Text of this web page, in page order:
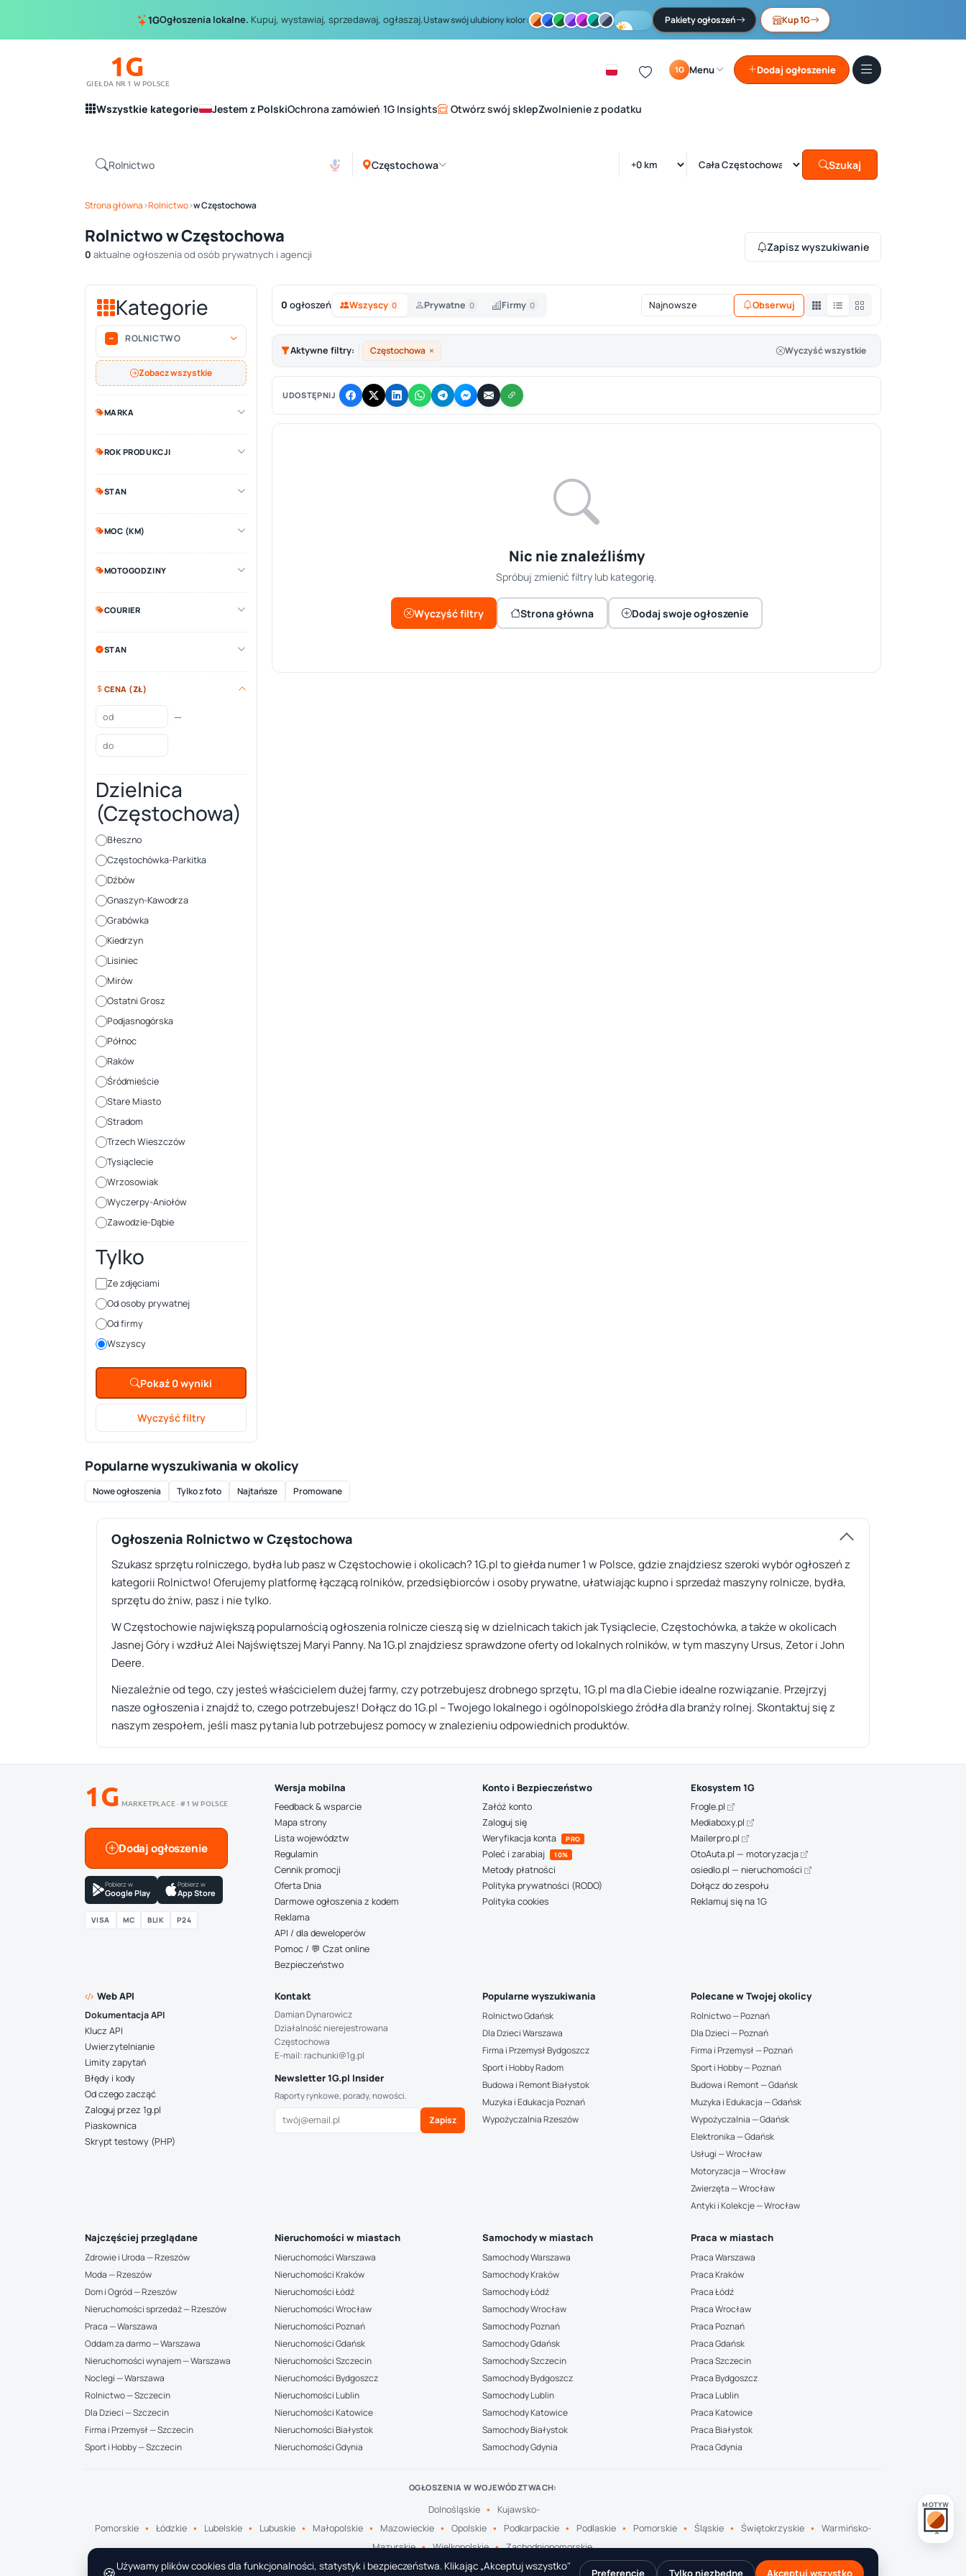
MOTYW
1GOgłoszenia lokalne. Kupuj, wystawiaj, sprzedawaj, ogłaszaj.Ustaw swój ulubiony kolor: Pakiety ogłoszeń Kup 1G
1G
GIEŁDA NR 1 W POLSCE
1G Menu Dodaj ogłoszenie
Wszystkie kategorie Jestem z PolskiOchrona zamówień 1G Insights Otwórz swój sklepZwolnienie z podatku
Częstochowa Szukaj
Strona główna›Rolnictwo›w Częstochowa
Rolnictwo w Częstochowa
0 aktualne ogłoszenia od osób prywatnych i agencji
Zapisz wyszukiwanie
Kategorie
ROLNICTWO
Zobacz wszystkie
MARKA
ROK PRODUKCJI
STAN
MOC (KM)
MOTOGODZINY
COURIER
STAN
CENA (ZŁ)
—
Dzielnica
(Częstochowa)
Błeszno
Częstochówka-Parkitka
Dźbów
Gnaszyn-Kawodrza
Grabówka
Kiedrzyn
Lisiniec
Mirów
Ostatni Grosz
Podjasnogórska
Północ
Raków
Śródmieście
Stare Miasto
Stradom
Trzech Wieszczów
Tysiąclecie
Wrzosowiak
Wyczerpy-Aniołów
Zawodzie-Dąbie
Tylko
Ze zdjęciami
Od osoby prywatnej
Od firmy
Wszyscy
Pokaż 0 wyniki
Wyczyść filtry
0 ogłoszeń Wszyscy 0 Prywatne 0 Firmy 0 Obserwuj
Aktywne filtry: Częstochowa × Wyczyść wszystkie
UDOSTĘPNIJ
Nic nie znaleźliśmy
Spróbuj zmienić filtry lub kategorię.
Wyczyść filtry Strona główna Dodaj swoje ogłoszenie
Popularne wyszukiwania w okolicy
Nowe ogłoszenia Tylko z foto Najtańsze Promowane
Ogłoszenia Rolnictwo w Częstochowa
Szukasz sprzętu rolniczego, bydła lub pasz w Częstochowie i okolicach? 1G.pl to giełda numer 1 w Polsce, gdzie znajdziesz szeroki wybór ogłoszeń z
kategorii Rolnictwo! Oferujemy platformę łączącą rolników, przedsiębiorców i osoby prywatne, ułatwiając kupno i sprzedaż maszyny rolnicze, bydła,
sprzętu do żniw, pasz i nie tylko.
W Częstochowie największą popularnością ogłoszenia rolnicze cieszą się w dzielnicach takich jak Tysiąclecie, Częstochówka, a także w okolicach
Jasnej Góry i wzdłuż Alei Najświętszej Maryi Panny. Na 1G.pl znajdziesz sprawdzone oferty od lokalnych rolników, w tym maszyny Ursus, Zetor i John
Deere.
Niezależnie od tego, czy jesteś właścicielem dużej farmy, czy potrzebujesz drobnego sprzętu, 1G.pl ma dla Ciebie idealne rozwiązanie. Przejrzyj
nasze ogłoszenia i znajdź to, czego potrzebujesz! Dołącz do 1G.pl – Twojego lokalnego i ogólnopolskiego źródła dla branży rolnej. Skontaktuj się z
naszym zespołem, jeśli masz pytania lub potrzebujesz pomocy w znalezieniu odpowiednich produktów.
1G MARKETPLACE · #1 W POLSCE
Dodaj ogłoszenie
Pobierz w
Google Play
Pobierz w
App Store
VISA MC BLIK P24
Wersja mobilna
Feedback & wsparcie
Mapa strony
Lista województw
Regulamin
Cennik promocji
Oferta Dnia
Darmowe ogłoszenia z kodem
Reklama
API / dla deweloperów
Pomoc / 💬 Czat online
Bezpieczeństwo
Konto i Bezpieczeństwo
Załóż konto
Zaloguj się
Weryfikacja konta
PRO
Poleć i zarabiaj 10%
Metody płatności
Polityka prywatności (RODO)
Polityka cookies
Ekosystem 1G
Frogle.pl
Mediaboxy.pl
Mailerpro.pl
OtoAuta.pl — motoryzacja
osiedlo.pl — nieruchomości
Dołącz do zespołu
Reklamuj się na 1G
Web API
Dokumentacja API
Klucz API
Uwierzytelnianie
Limity zapytań
Błędy i kody
Od czego zacząć
Zaloguj przez 1g.pl
Piaskownica
Skrypt testowy (PHP)
Kontakt
Damian Dynarowicz
Działalność nierejestrowana
Częstochowa
E-mail: rachunki@1g.pl
Newsletter 1G.pl Insider
Raporty rynkowe, porady, nowości.
Zapisz
Popularne wyszukiwania
Rolnictwo Gdańsk
Dla Dzieci Warszawa
Firma i Przemysł Bydgoszcz
Sport i Hobby Radom
Budowa i Remont Białystok
Muzyka i Edukacja Poznań
Wypożyczalnia Rzeszów
Polecane w Twojej okolicy
Rolnictwo — Poznań
Dla Dzieci — Poznań
Firma i Przemysł — Poznań
Sport i Hobby — Poznań
Budowa i Remont — Gdańsk
Muzyka i Edukacja — Gdańsk
Wypożyczalnia — Gdańsk
Elektronika — Gdańsk
Usługi — Wrocław
Motoryzacja — Wrocław
Zwierzęta — Wrocław
Antyki i Kolekcje — Wrocław
Najczęściej przeglądane
Zdrowie i Uroda — Rzeszów
Moda — Rzeszów
Dom i Ogród — Rzeszów
Nieruchomości sprzedaż — Rzeszów
Praca — Warszawa
Oddam za darmo — Warszawa
Nieruchomości wynajem — Warszawa
Noclegi — Warszawa
Rolnictwo — Szczecin
Dla Dzieci — Szczecin
Firma i Przemysł — Szczecin
Sport i Hobby — Szczecin
Nieruchomości w miastach
Nieruchomości Warszawa
Nieruchomości Kraków
Nieruchomości Łódź
Nieruchomości Wrocław
Nieruchomości Poznań
Nieruchomości Gdańsk
Nieruchomości Szczecin
Nieruchomości Bydgoszcz
Nieruchomości Lublin
Nieruchomości Katowice
Nieruchomości Białystok
Nieruchomości Gdynia
Samochody w miastach
Samochody Warszawa
Samochody Kraków
Samochody Łódź
Samochody Wrocław
Samochody Poznań
Samochody Gdańsk
Samochody Szczecin
Samochody Bydgoszcz
Samochody Lublin
Samochody Katowice
Samochody Białystok
Samochody Gdynia
Praca w miastach
Praca Warszawa
Praca Kraków
Praca Łódź
Praca Wrocław
Praca Poznań
Praca Gdańsk
Praca Szczecin
Praca Bydgoszcz
Praca Lublin
Praca Katowice
Praca Białystok
Praca Gdynia
OGŁOSZENIA W WOJEWÓDZTWACH:
Dolnośląskie
Kujawsko-
Pomorskie
Łódzkie Lubelskie Lubuskie Małopolskie Mazowieckie Opolskie Podkarpackie Podlaskie Pomorskie Śląskie Świętokrzyskie
Warmińsko-
Mazurskie
Wielkopolskie Zachodniopomorskie
Używamy plików cookies dla funkcjonalności, statystyk i bezpieczeństwa. Klikając „Akceptuj wszystko"
Preferencje Tylko niezbędne Akceptuj wszystko